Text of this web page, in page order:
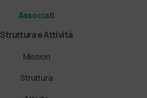
Associati
Struttura e Attività
Mission
Struttura